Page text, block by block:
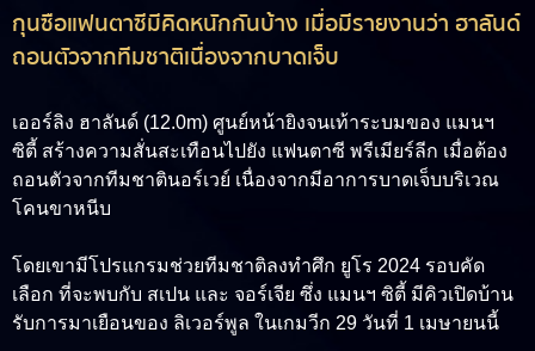
กุนซือแฟนตาซีมีคิดหนักกันบ้าง เมื่อมีรายงานว่า ฮาลันด์
ถอนตัวจากทีมชาติเนื่องจากบาดเจ็บ
เออร์ลิง ฮาลันด์ (12.0m) ศูนย์หน้ายิงจนเท้าระบมของ แมนฯ
ซิตี้ สร้างความสั่นสะเทือนไปยัง แฟนตาซี พรีเมียร์ลีก เมื่อต้อง
ถอนตัวจากทีมชาตินอร์เวย์ เนื่องจากมีอาการบาดเจ็บบริเวณ
โคนขาหนีบ
โดยเขามีโปรแกรมช่วยทีมชาติลงทำศึก ยูโร 2024 รอบคัด
เลือก ที่จะพบกับ สเปน และ จอร์เจีย ซึ่ง แมนฯ ซิตี้ มีคิวเปิดบ้าน
รับการมาเยือนของ ลิเวอร์พูล ในเกมวีก 29 วันที่ 1 เมษายนนี้